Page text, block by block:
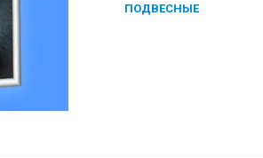
ПОДВЕСНЫЕ